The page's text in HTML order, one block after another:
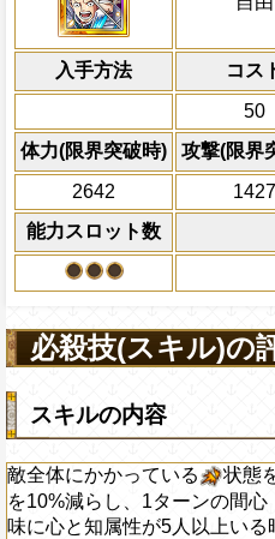
入手方法 コス
50
体力(限界突破時)
攻撃(限界
2642
1427
能力スロット数
倍、一味
心・知属
メッポ」に
必殺
アクシ
心と
心属
知属
スロッ
必殺技(スキル)の
スキルの内容
敵全体にかかっている
状態
を10%減らし、1ターンの間
味に心と知属性が5人以上い